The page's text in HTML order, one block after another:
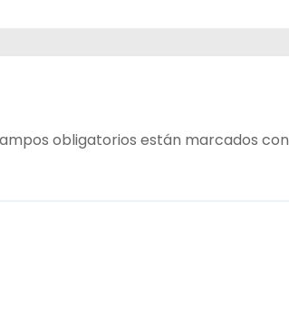
obligatorios están marcados con